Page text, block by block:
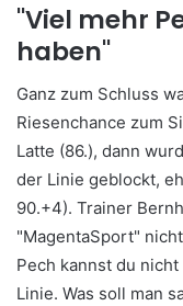
"Viel mehr
haben"
Ganz zum Schluss
Riesenchance zum
Latte (86.), dann
der Linie geblockt,
90.+4). Trainer
"MagentaSport"
Pech kannst du
Linie. Was soll man